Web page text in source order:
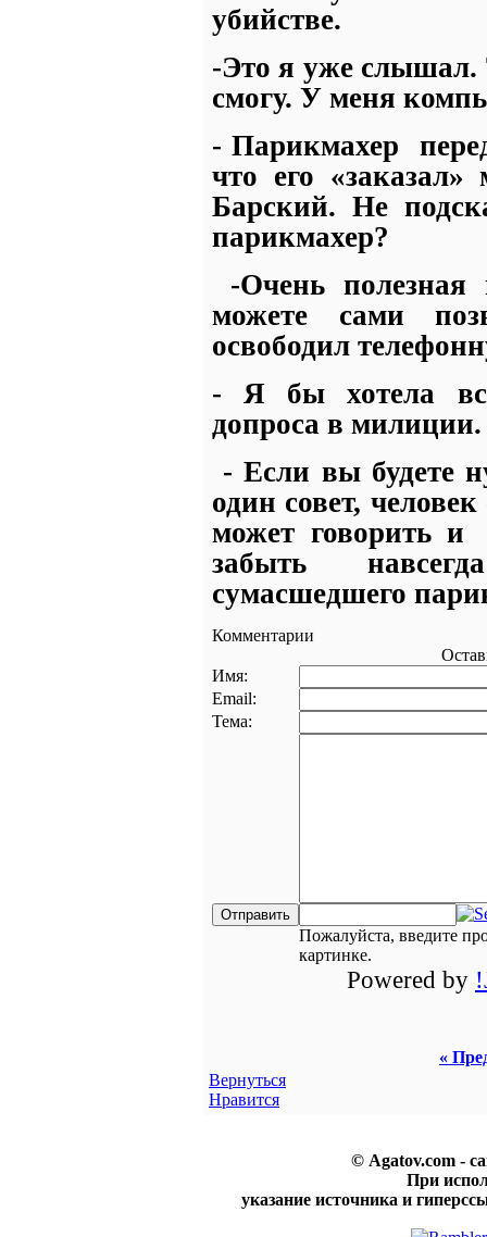
убийстве.
-Это я уже
смогу. У меня
- Парикмахер
что его
Барский. Не
парикмахер?
-Очень
можете сами
освободил
- Я бы хотела
допроса в милиции.
- Если вы будете
один совет,
может говорить и
забыть
сумасшедшего
Комментарии
Имя:
Email:
Тема:
Пожалуйста, введите
картинке.
Powered by
«
Вернуться
Нравится
© Agatov.com -
При
указание источника и